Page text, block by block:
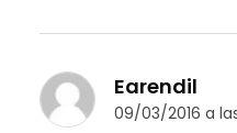
Earendil
09/03/2016 a